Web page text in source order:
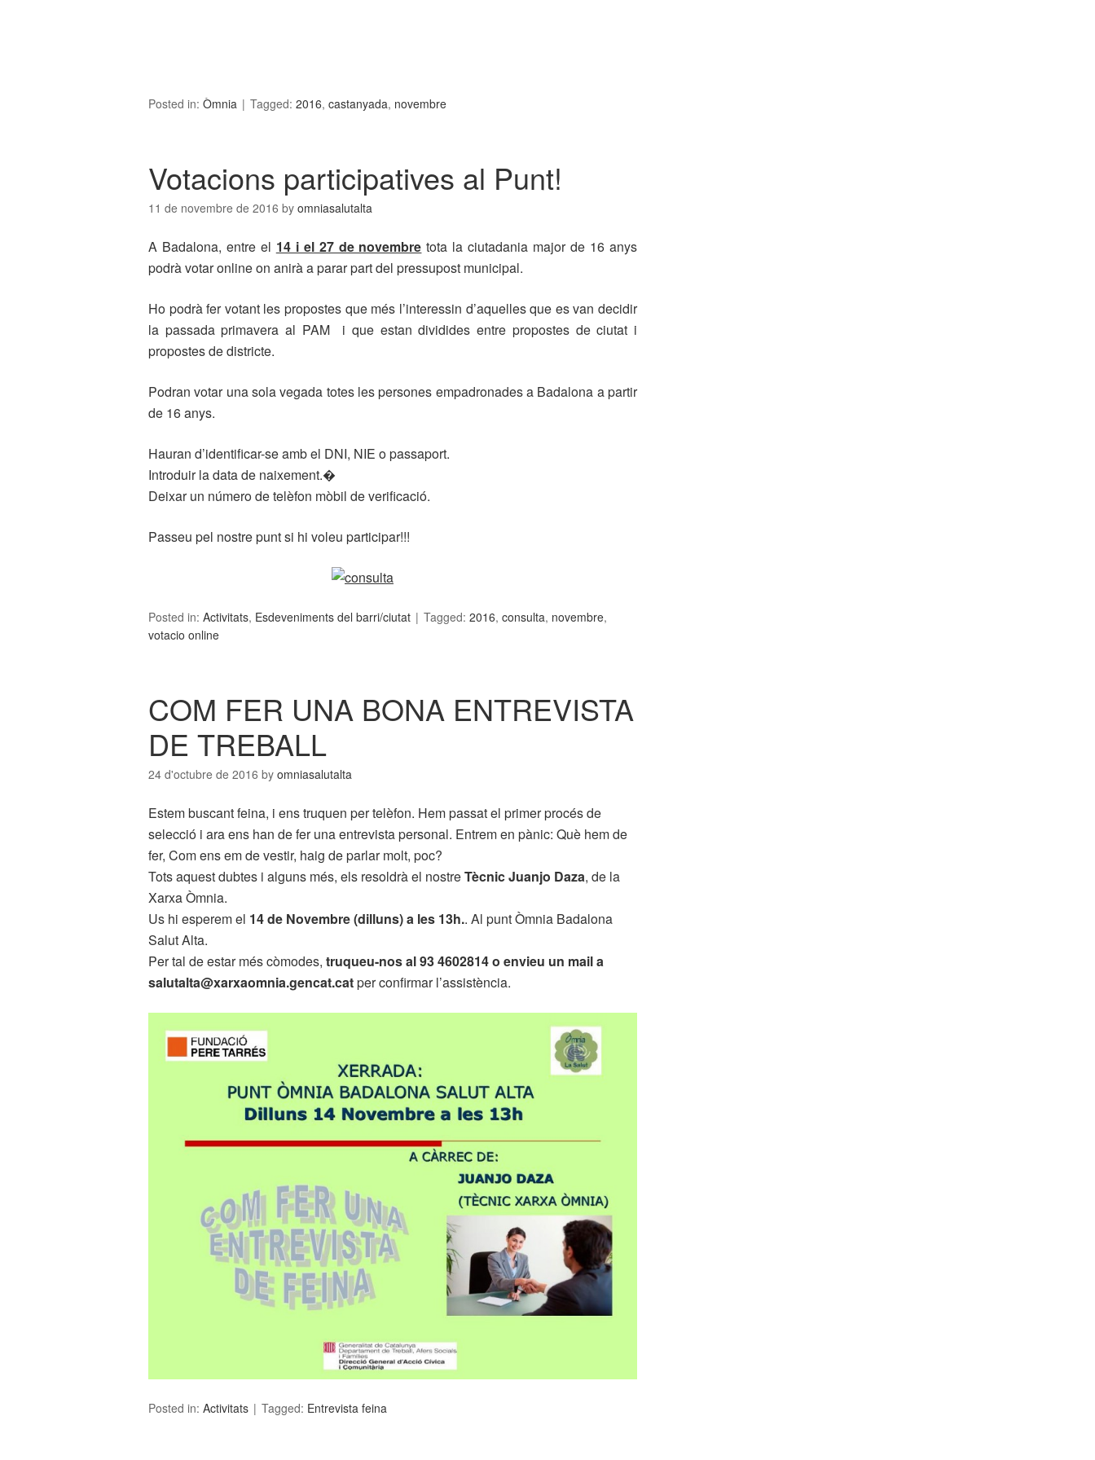
Posted in: Òmnia Tagged: 2016, castanyada, novembre
Votacions participatives al Punt!
11 de novembre de 2016 by omniasalutalta
A Badalona, entre el 14 i el 27 de novembre tota la ciutadania major de 16 anys
podrà votar online on anirà a parar part del pressupost municipal.
Ho podrà fer votant les propostes que més l’interessin d’aquelles que es van decidir
la passada primavera al PAM i que estan dividides entre propostes de ciutat i
propostes de districte.
Podran votar una sola vegada totes les persones empadronades a Badalona a partir
de 16 anys.
Hauran d’identificar-se amb el DNI, NIE o passaport.
Introduir la data de naixement.�
Deixar un número de telèfon mòbil de verificació.
Passeu pel nostre punt si hi voleu participar!!!
Posted in: Activitats, Esdeveniments del barri/ciutat Tagged: 2016, consulta, novembre,
votacio online
COM FER UNA BONA ENTREVISTA
DE TREBALL
24 d'octubre de 2016 by omniasalutalta
Estem buscant feina, i ens truquen per telèfon. Hem passat el primer procés de
selecció i ara ens han de fer una entrevista personal. Entrem en pànic: Què hem de
fer, Com ens em de vestir, haig de parlar molt, poc?
Tots aquest dubtes i alguns més, els resoldrà el nostreTècnic Juanjo Daza, de la
Xarxa Òmnia.
Us hi esperem el 14 de Novembre (dilluns) a les 13h.. Al punt Òmnia Badalona
Salut Alta.
Per tal de estar més còmodes, truqueu-nos al 93 4602814 o envieu un mail a
salutalta@xarxaomnia.gencat.catper confirmar l’assistència.
Posted in: Activitats Tagged: Entrevista feina